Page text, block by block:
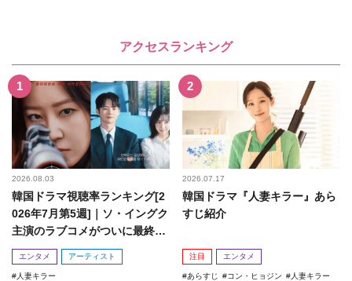
アクセスランキング
2026.08.03
韓国ドラマ視聴率ランキング[2
026年7月第5週]｜ソ・イングク
主演のラブコメがついに最終
回！
エンタメ アーティスト
人妻キラー
2026.07.17
韓国ドラマ『人妻キラー』あら
すじ紹介
注目 エンタメ
あらすじ コン・ヒョジン 人妻キラー